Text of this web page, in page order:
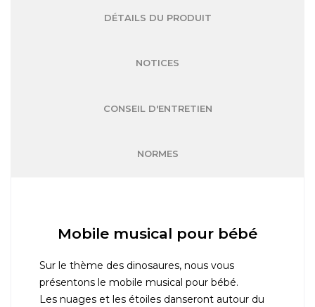
DÉTAILS DU PRODUIT
NOTICES
CONSEIL D'ENTRETIEN
NORMES
Mobile musical pour bébé
Sur le thème des dinosaures, nous vous
présentons le mobile musical pour bébé.
Les nuages et les étoiles danseront autour du